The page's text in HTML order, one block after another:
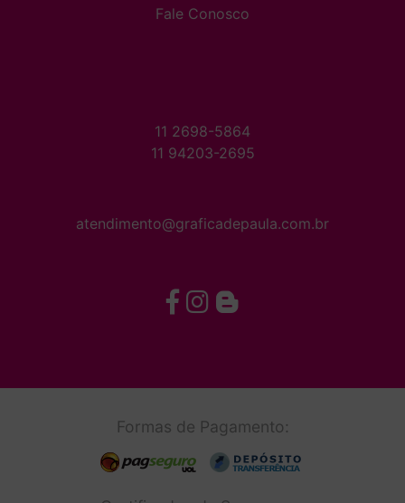
Fale Conosco
11 2698-5864
11 94203-2695
atendimento@graficadepaula.com.br
Formas de Pagamento: